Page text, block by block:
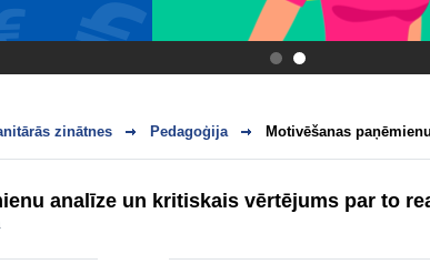
.
zinātnes Pedagoģija Motivēšanas
analīze un kritiskais vērtējums par to